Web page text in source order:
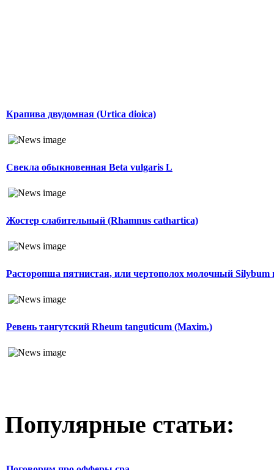
Крапива двудомная (Urtica dioica)
Свекла обыкновенная Beta vulgaris L
Жостер слабительный (Rhamnus cathartica)
Расторопша пятнистая, или чертополох молочный Silybum
Ревень тангутский Rheum tanguticum (Maxim.)
Популярные статьи: